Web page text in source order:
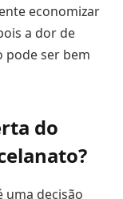
economizar
a dor de
pode ser bem
do
uma decisão